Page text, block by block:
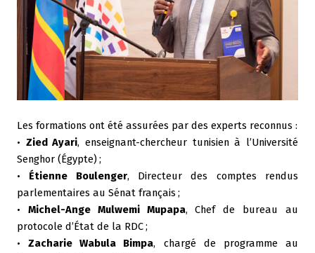
Les formations ont été assurées par des experts reconnus :
• Zied Ayari, enseignant-chercheur tunisien à l’Université
Senghor (Égypte);
•
Étienne Boulenger, Directeur des comptes rendus
parlementaires au Sénat français ;
•
Michel-Ange Mulwemi Mupapa, Chef de bureau au
protocole d’État de la RDC;
•
Zacharie Wabula Bimpa, chargé de programme au